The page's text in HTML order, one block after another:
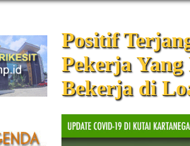
Positif
Pekerja
Bekerja di